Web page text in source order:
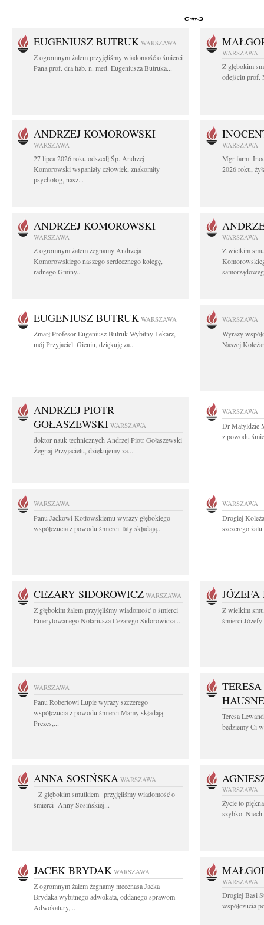
EUGENIUSZ BUTRUK WARSZAWA
Z ogromnym żalem przyjęliśmy wiadomość o śmierci
Pana prof. dra hab. n. med. Eugeniusza Butruka...
WARSZAWA
Z głębokim
odejściu prof.
ANDRZEJ KOMOROWSKI
WARSZAWA
27 lipca 2026 roku odszedł Śp. Andrzej
Komorowski wspaniały człowiek, znakomity
psycholog, nasz...
WARSZAWA
Mgr farm.
2026 roku,
ANDRZEJ KOMOROWSKI
WARSZAWA
Z ogromnym żalem żegnamy Andrzeja
Komorowskiego naszego serdecznego kolegę,
radnego Gminy...
WARSZAWA
Z wielkim
EUGENIUSZ BUTRUK WARSZAWA
Zmarł Profesor Eugeniusz Butruk Wybitny Lekarz,
mój Przyjaciel. Gieniu, dziękuję za...
WARSZAWA
Wyrazy
Naszej
ANDRZEJ PIOTR
GOŁASZEWSKI WARSZAWA
doktor nauk technicznych Andrzej Piotr Gołaszewski
Żegnaj Przyjacielu, dziękujemy za...
WARSZAWA
Dr Matyldzie
z powodu
WARSZAWA
Panu Jackowi Kotłowskiemu wyrazy głębokiego
współczucia z powodu śmierci Taty składają...
WARSZAWA
Drogiej
szczerego
CEZARY SIDOROWICZ WARSZAWA
Z głębokim żalem przyjęliśmy wiadomość o śmierci
Emerytowanego Notariusza Cezarego Sidorowicza...
Z wielkim
śmierci
WARSZAWA
Panu Robertowi Lupie wyrazy szczerego
współczucia z powodu śmierci Mamy składają
Prezes,...
Teresa
będziemy Ci
ANNA SOSIŃSKA WARSZAWA
Z głębokim smutkiem przyjęliśmy wiadomość o
śmierci Anny Sosińskiej...
WARSZAWA
Życie to
szybko. Niech
JACEK BRYDAK WARSZAWA
Z ogromnym żalem żegnamy mecenasa Jacka
Brydaka wybitnego adwokata, oddanego sprawom
Adwokatury,...
WARSZAWA
Drogiej Basi
współczucia